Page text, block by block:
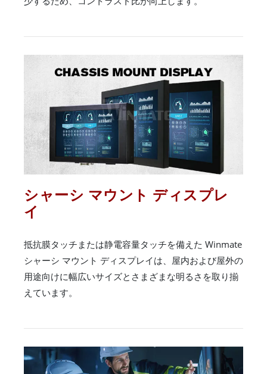
シャーシ マウント ディスプレ
イ
抵抗膜タッチまたは静電容量タッチを備えた Winmate
シャーシ マウント ディスプレイは、屋内および屋外の
用途向けに幅広いサイズとさまざまな明るさを取り揃
えています。